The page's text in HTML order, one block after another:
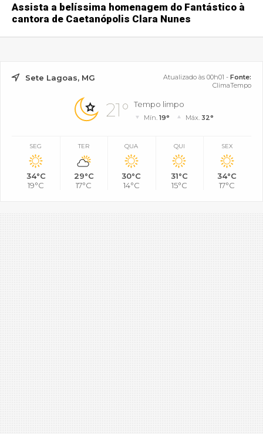
Assista a belíssima homenagem do Fantástico à
cantora de Caetanópolis Clara Nunes
Sete Lagoas, MG Atualizado às 00h01 - Fonte:
ClimaTempo
21° Tempo limpo
Mín.19° Máx. 32°
SEG
34°C
19°C
TER
29°C
17°C
QUA
30°C
14°C
QUI
31°C
15°C
SEX
34°C
17°C